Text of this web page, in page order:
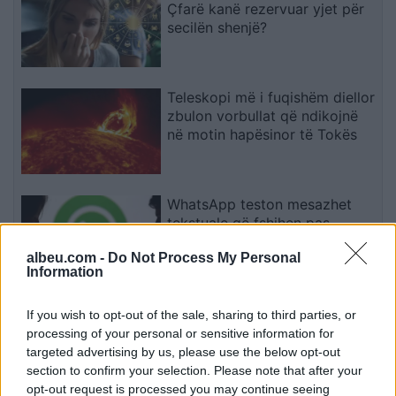
albeu.com - Do Not Process My Personal
Information
If you wish to opt-out of the sale, sharing to third parties, or
processing of your personal or sensitive information for
targeted advertising by us, please use the below opt-out
section to confirm your selection. Please note that after your
opt-out request is processed you may continue seeing
Çfarë kanë rezervuar yjet për
secilën shenjë?
Teleskopi më i fuqishëm diellor
zbulon vorbullat që ndikojnë
në motin hapësinor të Tokës
WhatsApp teston mesazhet
tekstuale që fshihen pas
Pas dy vitesh në kërkim për
dosjen e inceneratorit të
Tiranës, arrestohet Renardo
Nallbani në Palasë